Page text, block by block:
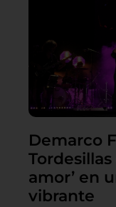
Demarco
Tordesillas
amor’ en
vibrante